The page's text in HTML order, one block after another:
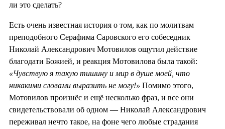
ли это сделать?
Есть очень известная история о том, как по молитвам
преподобного Серафима Саровского его собеседник
Николай Александрович Мотовилов ощутил действие
благодати Божией, и реакция Мотовилова была такой:
«Чувствую я такую тишину и мир в душе моей, что
никакими словами выразить не могу!» Помимо этого,
Мотовилов произнёс и ещё несколько фраз, и все они
свидетельствовали об одном — Николай Александрович
переживал нечто такое, на фоне чего любые страдания